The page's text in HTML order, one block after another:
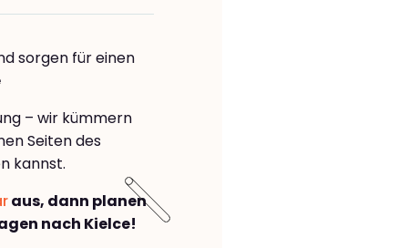
sorgen für einen
– wir kümmern
Seiten des
kannst.
aus, dann planen
nach Kielce!